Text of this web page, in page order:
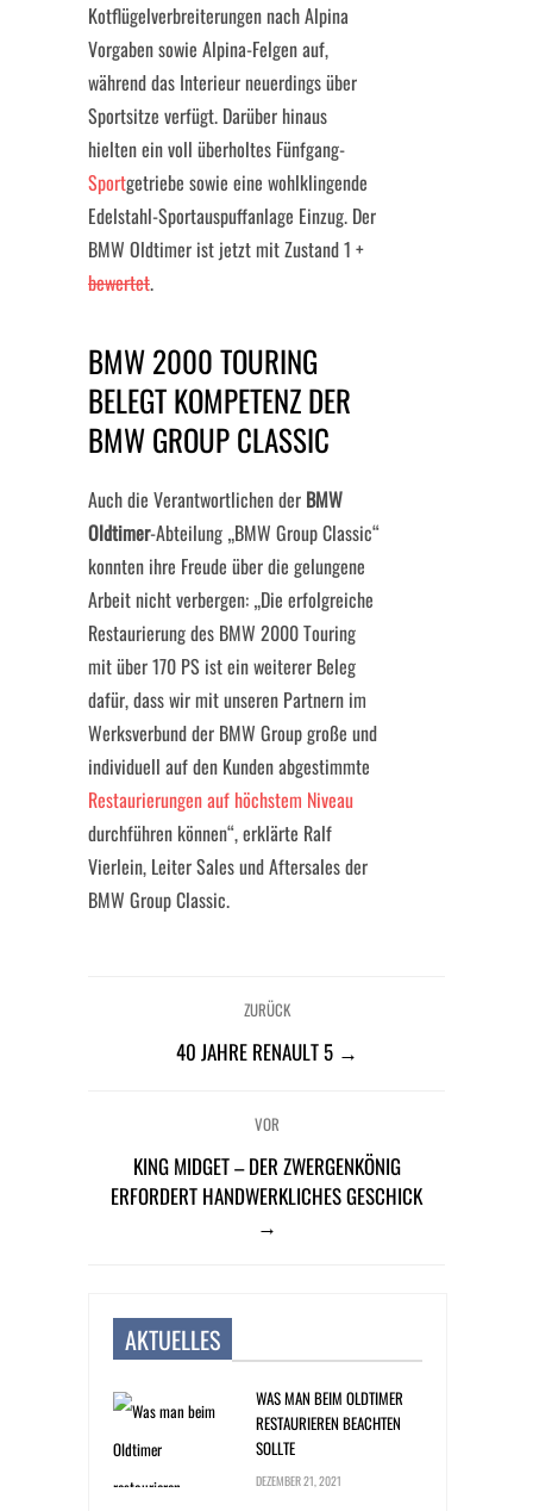
Kotflügelverbreiterungen nach Alpina
Vorgaben sowie Alpina-Felgen auf,
während das Interieur neuerdings über
Sportsitze verfügt. Darüber hinaus
hielten ein voll überholtes Fünfgang-
Sportgetriebe sowie eine wohlklingende
Edelstahl-Sportauspuffanlage Einzug. Der
BMW Oldtimer ist jetzt mit Zustand 1 +
bewertet.
BMW 2000 TOURING
BELEGT KOMPETENZ DER
BMW GROUP CLASSIC
Auch die Verantwortlichen der BMW
Oldtimer-Abteilung „BMW Group Classic“
konnten ihre Freude über die gelungene
Arbeit nicht verbergen: „Die erfolgreiche
Restaurierung des BMW 2000 Touring
mit über 170 PS ist ein weiterer Beleg
dafür, dass wir mit unseren Partnern im
Werksverbund der BMW Group große und
individuell auf den Kunden abgestimmte
Restaurierungen auf höchstem Niveau
durchführen können“, erklärte Ralf
Vierlein, Leiter Sales und Aftersales der
BMW Group Classic.
ZURÜCK
40 JAHRE RENAULT 5 →
VOR
KING MIDGET – DER ZWERGENKÖNIG
ERFORDERT HANDWERKLICHES GESCHICK
→
AKTUELLES
WAS MAN BEIM OLDTIMER
RESTAURIEREN BEACHTEN
SOLLTE
DEZEMBER 21, 2021